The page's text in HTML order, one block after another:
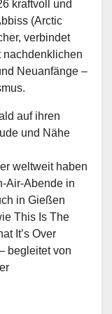
kraftvoll und
(Arctic
verbindet
nachdenklichen
Neuanfänge –
auf ihren
und Nähe
weltweit haben
Air-Abende in
in Gießen
This Is The
It’s Over
begleitet von